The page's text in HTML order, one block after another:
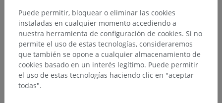
Puede permitir, bloquear o eliminar las cookies
instaladas en cualquier momento accediendo a
nuestra herramienta de configuración de cookies. Si no
permite el uso de estas tecnologías, consideraremos
que también se opone a cualquier almacenamiento de
cookies basado en un interés legítimo. Puede permitir
el uso de estas tecnologías haciendo clic en "aceptar
todas".